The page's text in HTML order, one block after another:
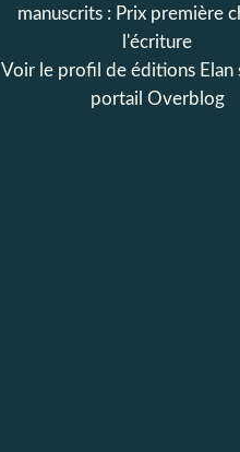
manuscrits : Prix première
l'écriture
Voir le profil de éditions Elan
portail Overblog